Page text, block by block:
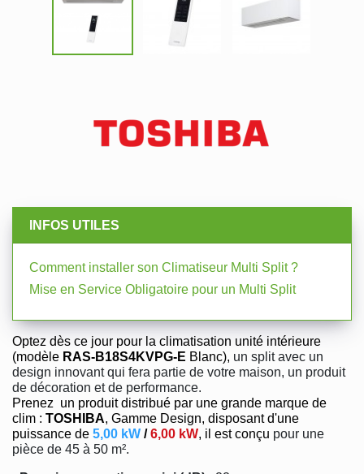
INFOS UTILES
Comment installer son Climatiseur Multi Split ?
Mise en Service Obligatoire pour un Multi Split
Optez dès ce jour pour la climatisation unité intérieure
(modèle RAS-B18S4KVPG-E Blanc), un split avec un
design innovant qui fera partie de votre maison, un produit
de décoration et de performance.
Prenez un produit distribué par une grande marque de
clim : TOSHIBA, Gamme Design, disposant d'une
puissance de 5,00 kW /6,00 kW, il est conçu pour une
pièce de 45 à 50 m².